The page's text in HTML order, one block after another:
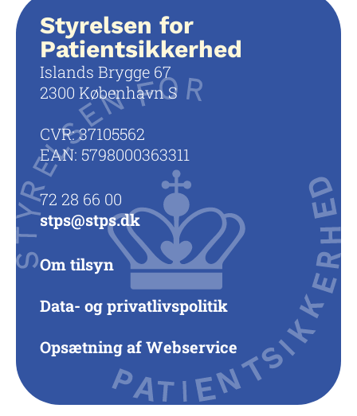
Styrelsen for
Patientsikkerhed
Islands Brygge 67
2300 København S
CVR: 37105562
EAN: 5798000363311
72 28 66 00
stps@stps.dk
Om tilsyn
Data- og privatlivspolitik
Opsætning af Webservice